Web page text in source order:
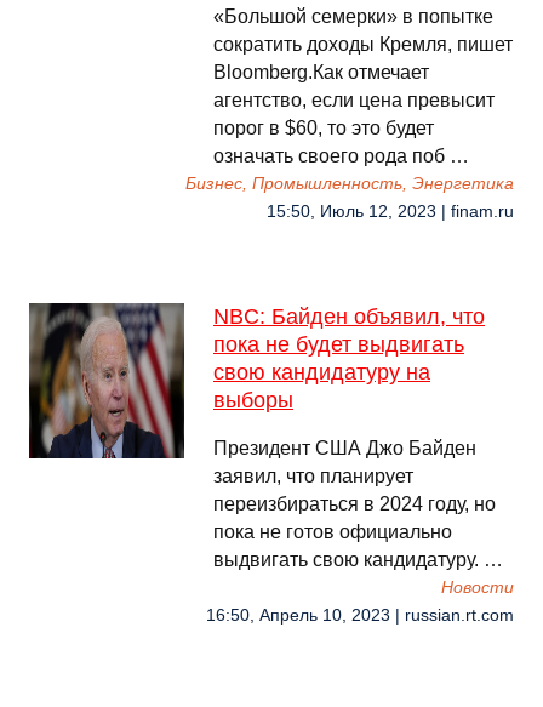
«Большой семерки» в попытке
сократить доходы Кремля, пишет
Bloomberg.Как отмечает
агентство, если цена превысит
порог в $60, то это будет
означать своего рода поб …
Бизнес, Промышленность, Энергетика
15:50, Июль 12, 2023 | finam.ru
NBC: Байден объявил, что
пока не будет выдвигать
свою кандидатуру на
выборы
Президент США Джо Байден
заявил, что планирует
переизбираться в 2024 году, но
пока не готов официально
выдвигать свою кандидатуру. …
Новости
16:50, Апрель 10, 2023 | russian.rt.com